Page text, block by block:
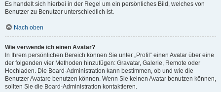
Es handelt sich hierbei in der Regel um ein persönliches Bild, welches von
Benutzer zu Benutzer unterschiedlich ist.
Nach oben
Wie verwende ich einen Avatar?
In Ihrem persönlichen Bereich können Sie unter „Profil“ einen Avatar über eine
der folgenden vier Methoden hinzufügen: Gravatar, Galerie, Remote oder
Hochladen. Die Board-Administration kann bestimmen, ob und wie die
Benutzer Avatare benutzen können. Wenn Sie keinen Avatar benutzen können,
sollten Sie die Board-Administration kontaktieren.